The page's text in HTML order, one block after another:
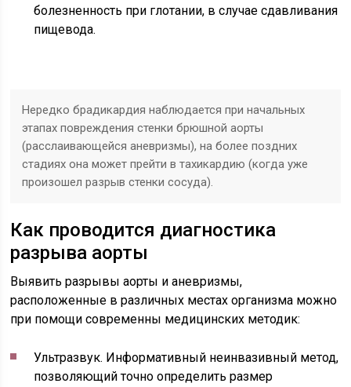
болезненность при глотании, в случае сдавливания
пищевода.
Нередко брадикардия наблюдается при начальных
этапах повреждения стенки брюшной аорты
(расслаивающейся аневризмы), на более поздних
стадиях она может прейти в тахикардию (когда уже
произошел разрыв стенки сосуда).
Как проводится диагностика
разрыва аорты
Выявить разрывы аорты и аневризмы,
расположенные в различных местах организма можно
при помощи современны медицинских методик:
Ультразвук. Информативный неинвазивный метод,
позволяющий точно определить размер